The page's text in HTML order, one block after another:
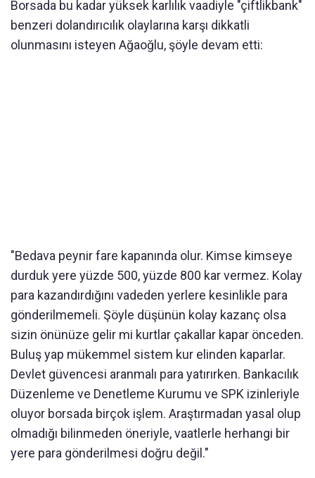
Borsada bu kadar yüksek karlılık vaadiyle "çiftlikbank"
benzeri dolandırıcılık olaylarına karşı dikkatli
olunmasını isteyen Ağaoğlu, şöyle devam etti:
"Bedava peynir fare kapanında olur. Kimse kimseye
durduk yere yüzde 500, yüzde 800 kar vermez. Kolay
para kazandırdığını vadeden yerlere kesinlikle para
gönderilmemeli. Şöyle düşünün kolay kazanç olsa
sizin önünüze gelir mi kurtlar çakallar kapar önceden.
Buluş yap mükemmel sistem kur elinden kaparlar.
Devlet güvencesi aranmalı para yatırırken. Bankacılık
Düzenleme ve Denetleme Kurumu ve SPK izinleriyle
oluyor borsada birçok işlem. Araştırmadan yasal olup
olmadığı bilinmeden öneriyle, vaatlerle herhangi bir
yere para gönderilmesi doğru değil."